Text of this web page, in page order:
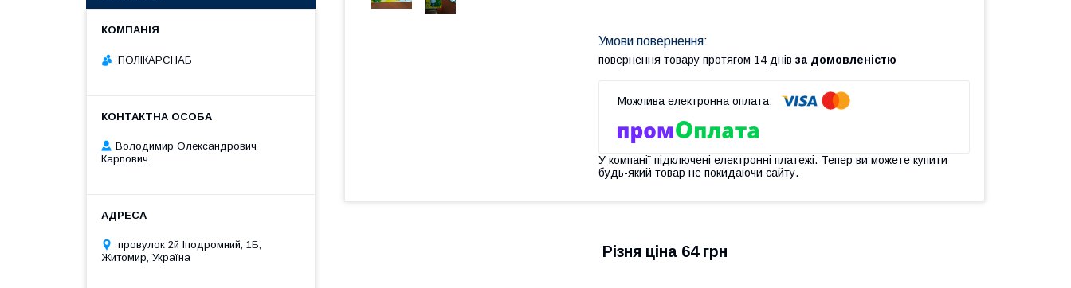
повернення товару протягом 14 днів за домовленістю
У компанії підключені електронні платежі. Тепер ви можете купити
будь-який товар не покидаючи сайту.
Різня ціна 64 грн
ПОЛІКАРСНАБ
Володимир Олександрович
Карпович
провулок 2й Іподромний, 1Б,
Житомир, Україна